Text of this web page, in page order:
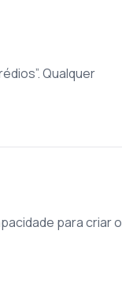
Qualquer
para criar o